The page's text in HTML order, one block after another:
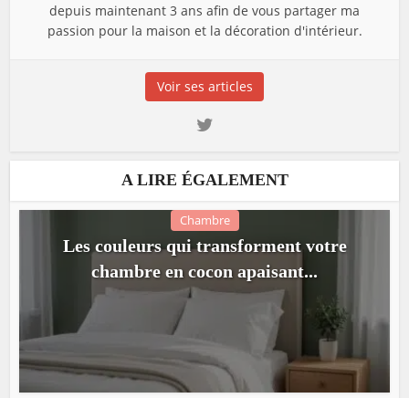
depuis maintenant 3 ans afin de vous partager ma
passion pour la maison et la décoration d'intérieur.
Voir ses articles
A LIRE ÉGALEMENT
Chambre
Les couleurs qui transforment votre
chambre en cocon apaisant...